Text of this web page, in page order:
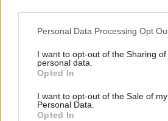
Personal Data Processing Opt
I want to opt-out of the Sharing of
personal data.
Opted In
I want to opt-out of the Sale of my
Personal Data.
Opted In
TI POTREBBE
MATURITÀ